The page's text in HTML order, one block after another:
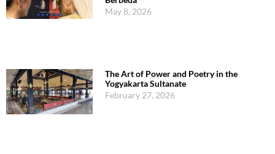
May 8, 2026
The Art of Power and Poetry in the
Yogyakarta Sultanate
February 27, 2026